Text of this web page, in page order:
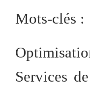
Mots-clés :
Services